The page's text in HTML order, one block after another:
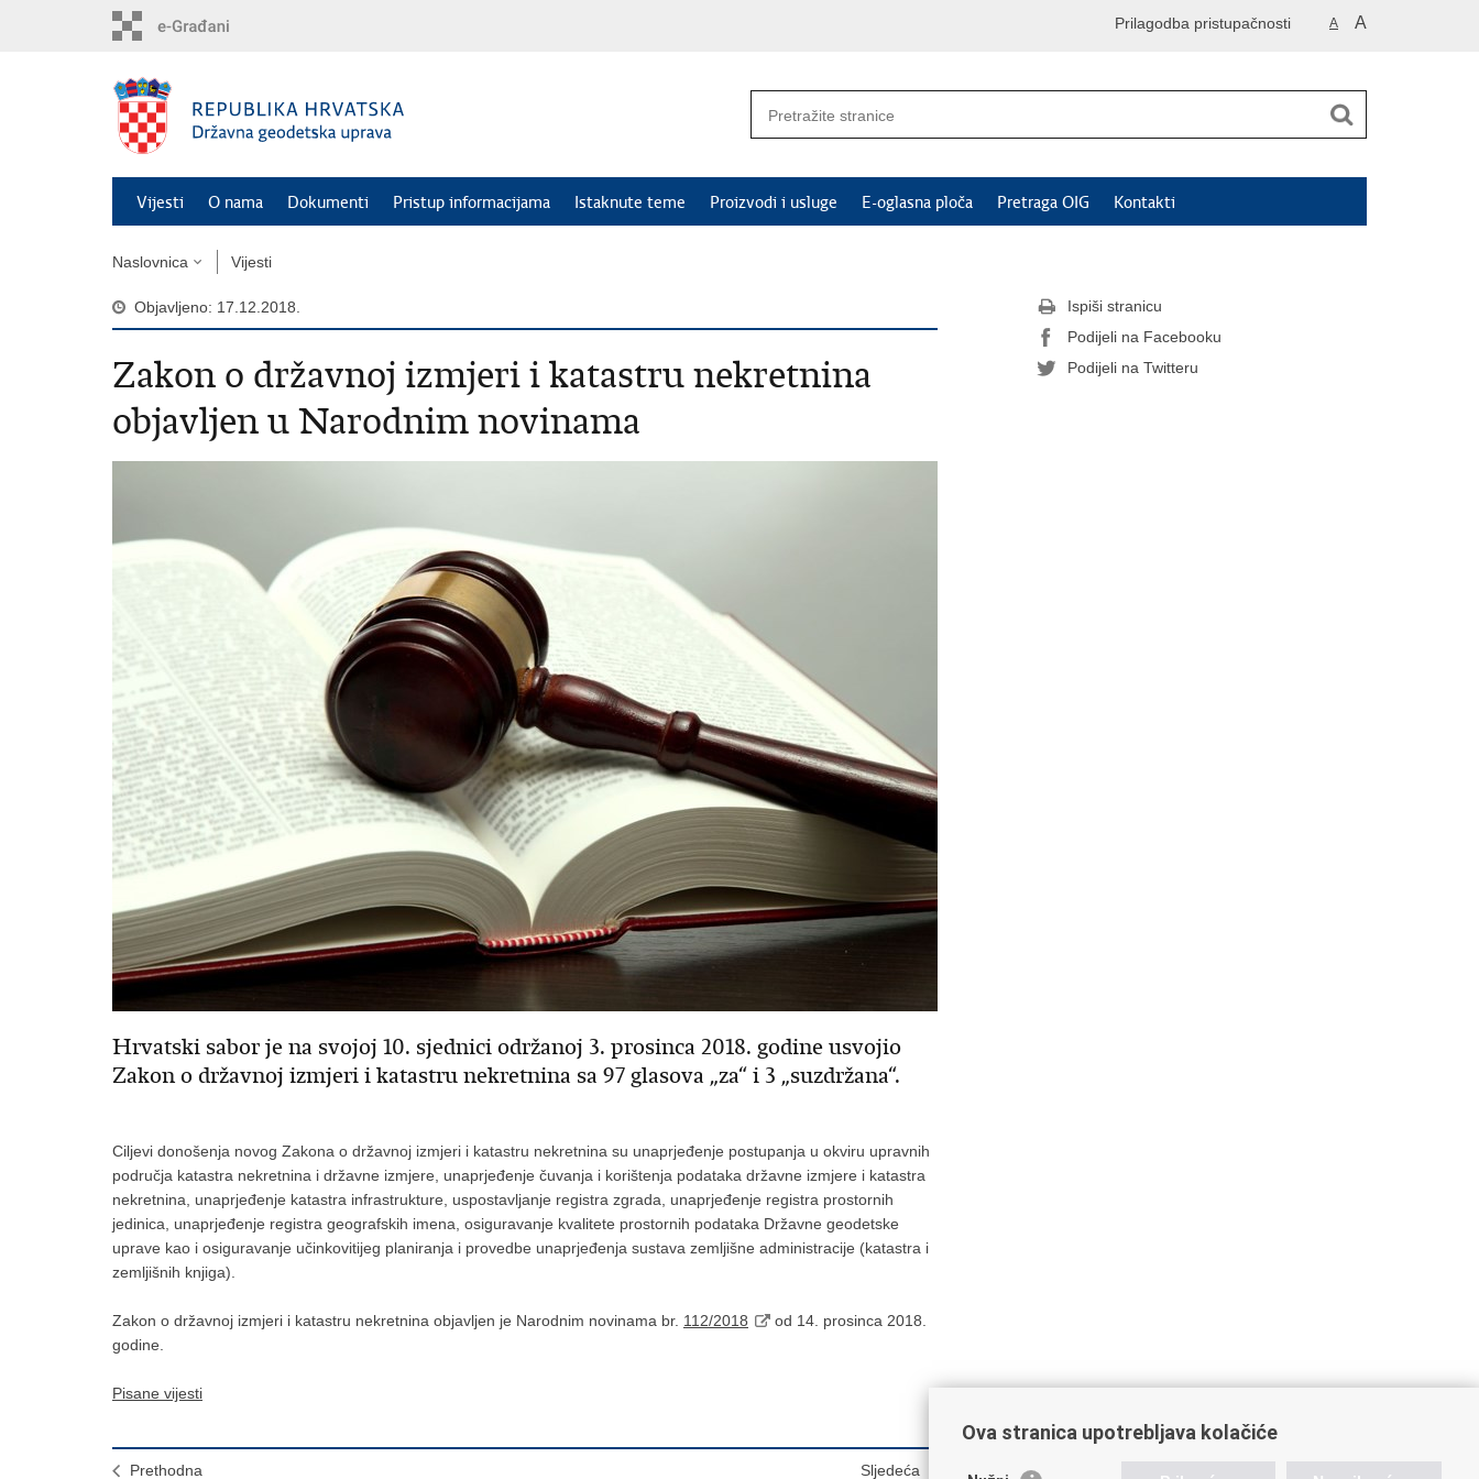
A A
Prilagodba pristupačnosti
Vijesti O nama Dokumenti Pristup informacijama Istaknute teme Proizvodi i usluge E-oglasna ploča Pretraga OIG Kontakti
Naslovnica Vijesti
Objavljeno: 17.12.2018.
Zakon o državnoj izmjeri i katastru nekretnina
objavljen u Narodnim novinama
Hrvatski sabor je na svojoj 10. sjednici održanoj 3. prosinca 2018. godine usvojio
Zakon o državnoj izmjeri i katastru nekretnina sa 97 glasova „za“ i 3 „suzdržana“.
Ciljevi donošenja novog Zakona o državnoj izmjeri i katastru nekretnina su unaprjeđenje postupanja u okviru upravnih
područja katastra nekretnina i državne izmjere, unaprjeđenje čuvanja i korištenja podataka državne izmjere i katastra
nekretnina, unaprjeđenje katastra infrastrukture, uspostavljanje registra zgrada, unaprjeđenje registra prostornih
jedinica, unaprjeđenje registra geografskih imena, osiguravanje kvalitete prostornih podataka Državne geodetske
uprave kao i osiguravanje učinkovitijeg planiranja i provedbe unaprjeđenja sustava zemljišne administracije (katastra i
zemljišnih knjiga).
Zakon o državnoj izmjeri i katastru nekretnina objavljen je Narodnim novinama br. 112/2018
od 14. prosinca 2018.
godine.
Pisane vijesti
Prethodna Sljedeća
Ispiši stranicu
Podijeli na Facebooku
Podijeli na Twitteru
Ova stranica upotrebljava kolačiće